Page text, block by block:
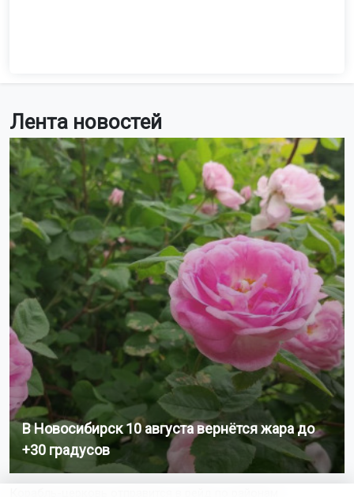
Лента новостей
В Новосибирск 10 августа вернётся жара до
+30 градусов